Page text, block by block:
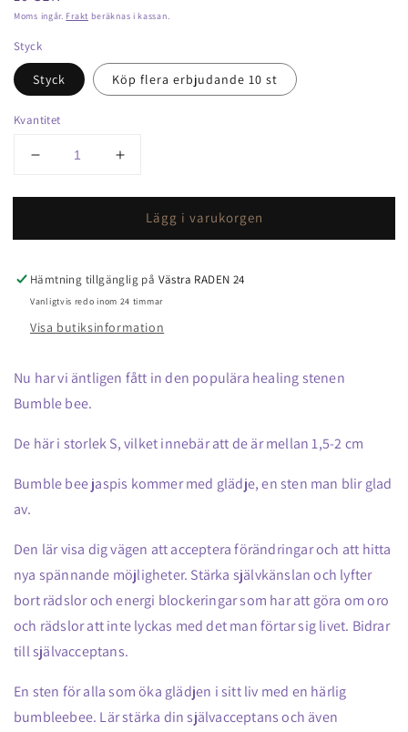
pris
Moms ingår. Frakt beräknas i kassan.
Styck
Styck Köp flera erbjudande 10 st
Kvantitet
Minska
för
bumblebee
Öka
för
Jasper,
bumblebee
Lägg i varukorgen
Hämtning tillgänglig på Västra RADEN 24
Vanligtvis redo inom 24 timmar
Visa butiksinformation
Nu har vi äntligen fått in den populära healing stenen
Bumble bee.
De här i storlek S, vilket innebär att de är mellan 1,5-2 cm
Bumble bee jaspis kommer med glädje, en sten man blir glad
av.
Den lär visa dig vägen att acceptera förändringar och att hitta
nya spännande möjligheter. Stärka självkänslan och lyfter
bort rädslor och energi blockeringar som har att göra om oro
och rädslor att inte lyckas med det man förtar sig livet. Bidrar
till självacceptans.
En sten för alla som öka glädjen i sitt liv med en härlig
bumbleebee. Lär stärka din självacceptans och även